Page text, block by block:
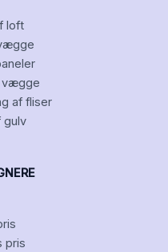
loft
vægge
af fliser
gulv
pris